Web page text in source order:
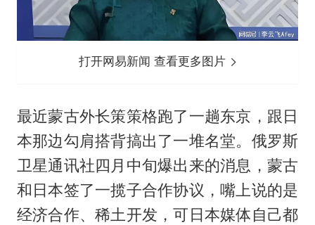
打开网易新闻 查看更多图片
最近蒙古外长策策格跑了一趟东京，跟日
本那边勾肩搭背搞出了一堆名堂。俄罗斯
卫星通讯社四月中旬爆出来的消息，蒙古
和日本签了一揽子合作协议，嘴上说的是
经济合作、稀土开发，可日本媒体自己都